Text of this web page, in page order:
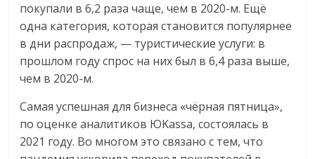
покупали в 6,2 раза чаще, чем в 2020-м. Ещё
одна категория, которая становится популярнее
в дни распродаж, — туристические услуги: в
прошлом году спрос на них был в 6,4 раза выше,
чем в 2020-м.
Самая успешная для бизнеса «чёрная пятница»,
по оценке аналитиков ЮKassa, состоялась в
2021 году. Во многом это связано с тем, что